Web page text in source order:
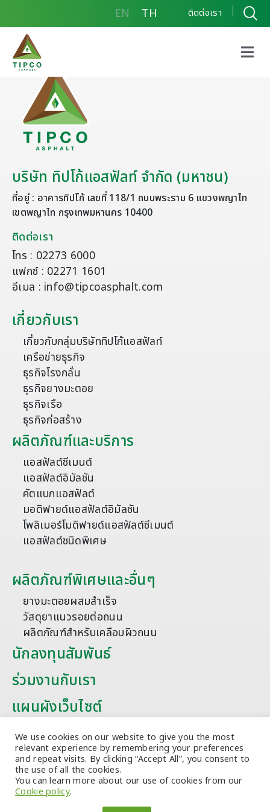
EN TH ติดต่อเรา
บริษัท ทิปโก้แอสฟัลท์ จำกัด (มหาชน)
ที่อยู่ : อาคารทิปโก้ เลขที่ 118/1 ถนนพระราม 6 แขวงพญาไท
เขตพญาไท กรุงเทพมหานคร 10400
ติดต่อเรา
โทร : 02273 6000
แฟกซ์ : 02271 1601
อีเมล : info@tipcoasphalt.com
เกี่ยวกับเรา
เกี่ยวกับกลุ่มบริษัททิปโก้แอสฟัลท์
เครือข่ายธุรกิจ
ธุรกิจโรงกลั่น
ธุรกิจยางมะตอย
ธุรกิจเรือ
ธุรกิจก่อสร้าง
ผลิตภัณฑ์และบริการ
แอสฟัลต์ซีเมนต์
แอสฟัลต์อิมัลชัน
คัตแบกแอสฟัลต์
มอดิฟายด์แอสฟัลต์อิมัลชัน
โพลิเมอร์โมดิฟายด์แอสฟัลต์ซีเมนต์
แอสฟัลต์ชนิดพิเศษ
ผลิตภัณฑ์พิเศษและอื่นๆ
ยางมะตอยผสมสำเร็จ
วัสดุยาแนวรอยต่อถนน
ผลิตภัณฑ์สำหรับเคลือบผิวถนน
นักลงทุนสัมพันธ์
ร่วมงานกับเรา
แผนผังเว็บไซต์
บทความ
We use cookies on our website to give you the most
relevant experience by remembering your preferences
and repeat visits. By clicking “Accept All”, you consent to
the use of all the cookies.
You can learn more about our use of cookies from our
Cookie policy.